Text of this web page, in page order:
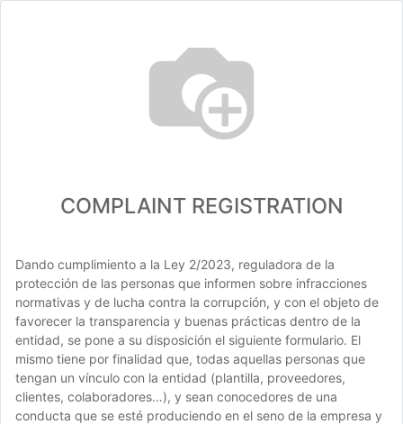
COMPLAINT REGISTRATION
Dando cumplimiento a la Ley 2/2023, reguladora de la
protección de las personas que informen sobre infracciones
normativas y de lucha contra la corrupción, y con el objeto de
favorecer la transparencia y buenas prácticas dentro de la
entidad, se pone a su disposición el siguiente formulario. El
mismo tiene por finalidad que, todas aquellas personas que
tengan un vínculo con la entidad (plantilla, proveedores,
clientes, colaboradores…), y sean conocedores de una
conducta que se esté produciendo en el seno de la empresa y